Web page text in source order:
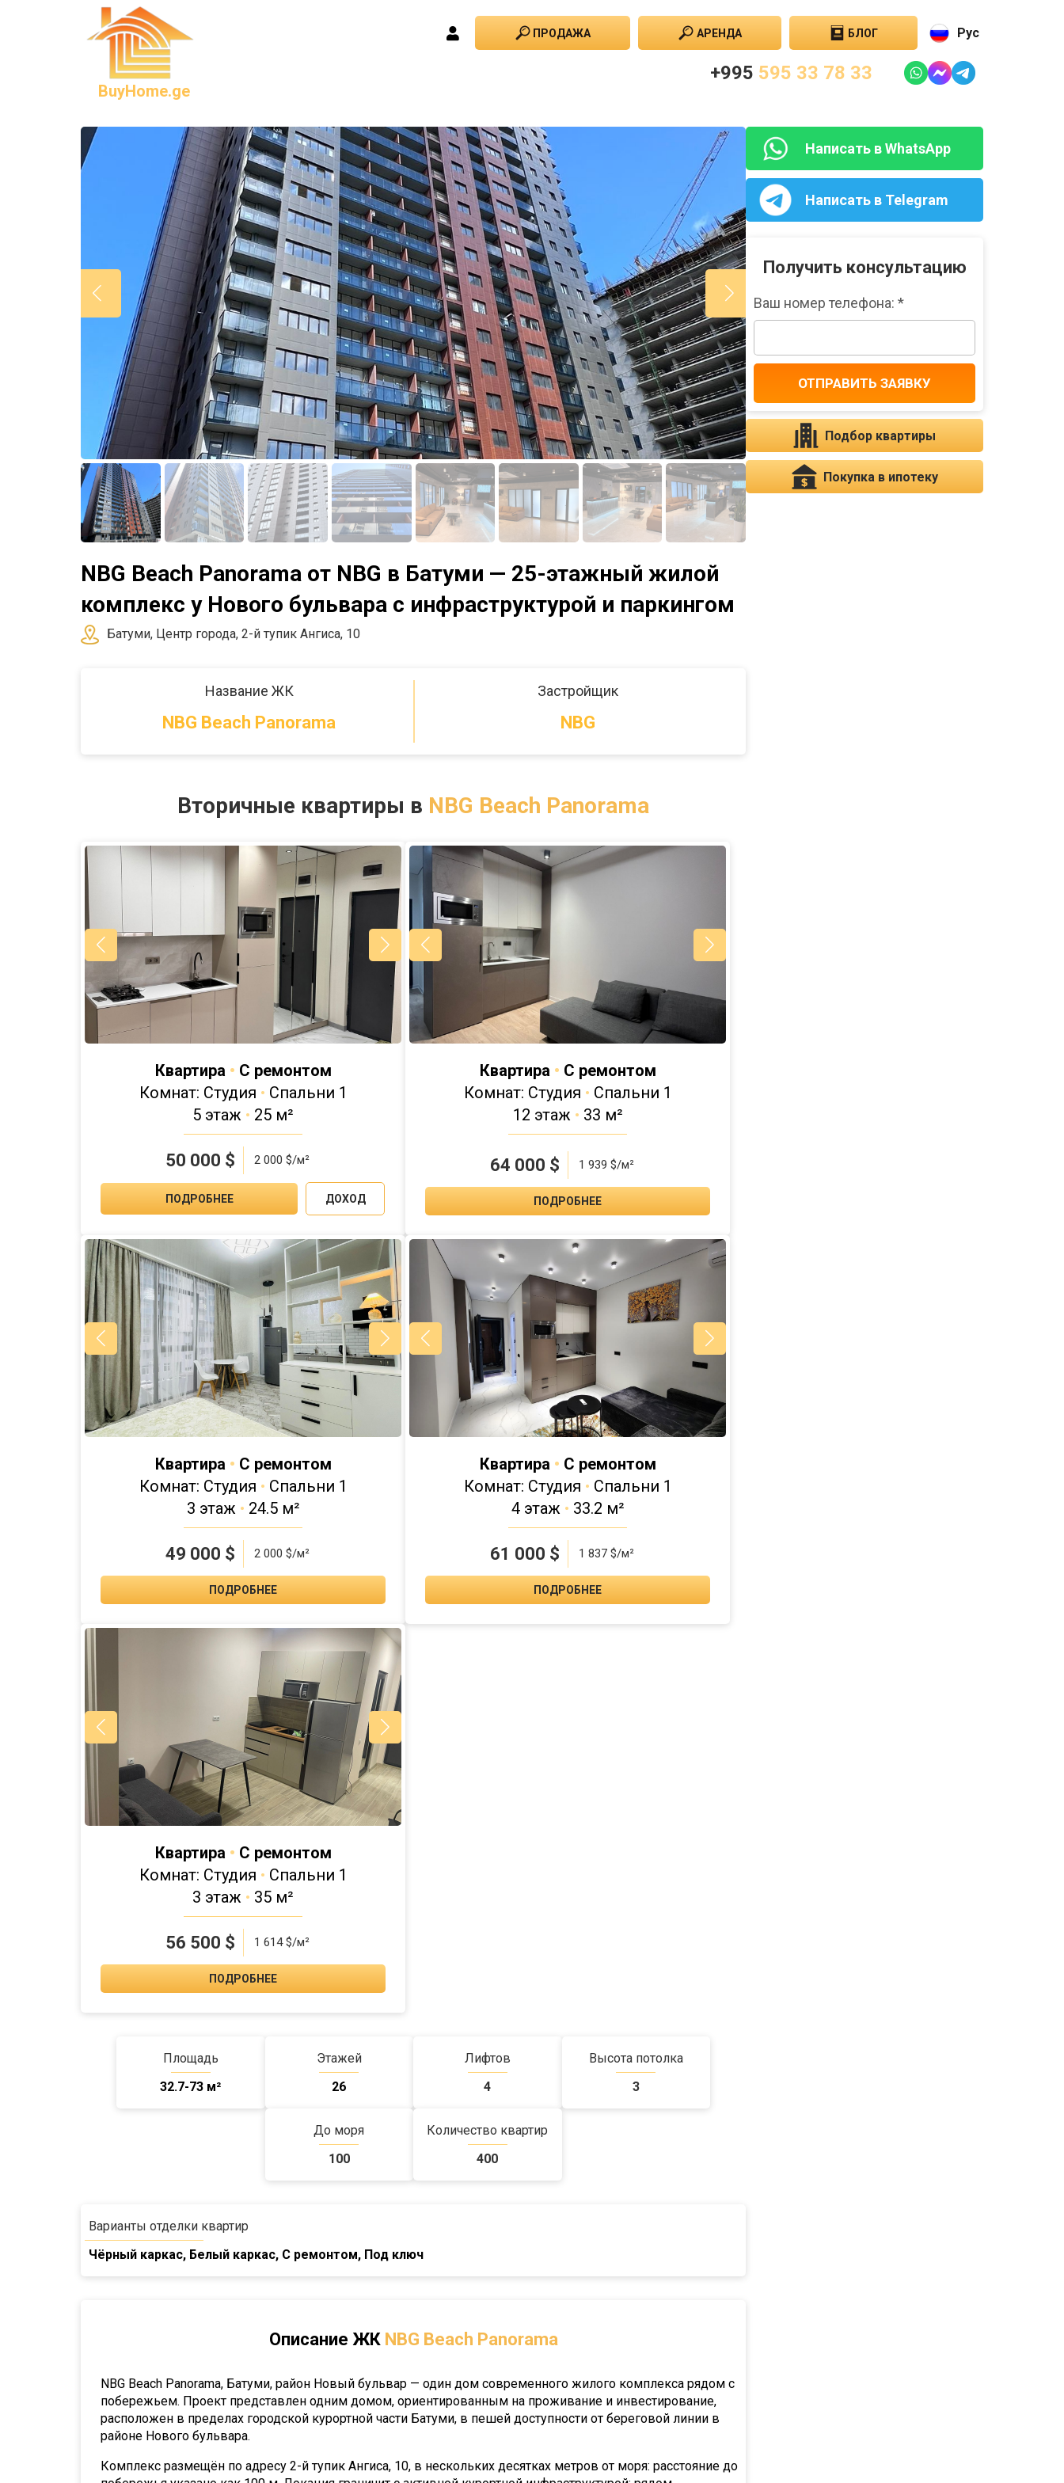
BuyHome.ge
ПРОДАЖА АРЕНДА БЛОГ Рус
+995 595 33 78 33
NBG Beach Panorama от NBG в Батуми — 25-этажный жилой
комплекс у Нового бульвара с инфраструктурой и паркингом
Батуми, Центр города, 2-й тупик Ангиса, 10
Название ЖК
NBG Beach Panorama
Застройщик
NBG
Вторичные квартиры в NBG Beach Panorama
Квартира • С ремонтом
Комнат: Студия • Спальни 1
5 этаж • 25 м²
50 000 $ 2 000 $/м²
ПОДРОБНЕЕ ДОХОД
Квартира • С ремонтом
Комнат: Студия • Спальни 1
12 этаж • 33 м²
64 000 $ 1 939 $/м²
ПОДРОБНЕЕ
Квартира • С ремонтом
Комнат: Студия • Спальни 1
3 этаж • 24.5 м²
49 000 $ 2 000 $/м²
ПОДРОБНЕЕ
Квартира • С ремонтом
Комнат: Студия • Спальни 1
4 этаж • 33.2 м²
61 000 $ 1 837 $/м²
ПОДРОБНЕЕ
Квартира • С ремонтом
Комнат: Студия • Спальни 1
3 этаж • 35 м²
56 500 $ 1 614 $/м²
ПОДРОБНЕЕ
Площадь
32.7-73 м²
Этажей
26
Лифтов
4
Высота потолка
3
До моря
100
Количество квартир
400
Варианты отделки квартир
Чёрный каркас, Белый каркас, С ремонтом, Под ключ
Описание ЖК NBG Beach Panorama
NBG Beach Panorama, Батуми, район Новый бульвар — один дом современного жилого комплекса рядом с
побережьем. Проект представлен одним домом, ориентированным на проживание и инвестирование,
расположен в пределах городской курортной части Батуми, в пешей доступности от береговой линии в
районе Нового бульвара.
Комплекс размещён по адресу 2-й тупик Ангиса, 10, в нескольких десятках метров от моря: расстояние до
Написать в WhatsApp
Написать в Telegram
Получить консультацию
Ваш номер телефона: *
ОТПРАВИТЬ ЗАЯВКУ
Подбор квартиры
Покупка в ипотеку